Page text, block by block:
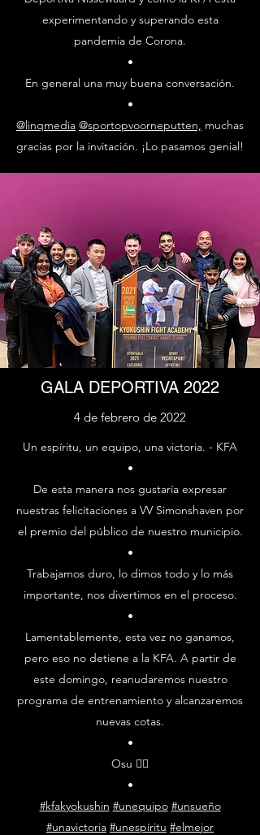
experimentando y superando esta
pandemia de Corona.
•
En general una muy buena conversación.
•
@linqmedia @sportopvoorneputten, muchas
gracias por la invitación. ¡Lo pasamos genial!
GALA DEPORTIVA 2022
4 de febrero de 2022
Un espíritu, un equipo, una victoria. - KFA
•
De esta manera nos gustaría expresar
nuestras felicitaciones a VV Simonshaven por
el premio del público de nuestro municipio.
•
Trabajamos duro, lo dimos todo y lo más
importante, nos divertimos en el proceso.
•
Lamentablemente, esta vez no ganamos,
pero eso no detiene a la KFA. A partir de
este domingo, reanudaremos nuestro
programa de entrenamiento y alcanzaremos
nuevas cotas.
•
Osu ✊🏼
•
#kfakyokushin #unequipo #unsueño
#unavictoria #unespíritu #elmejor